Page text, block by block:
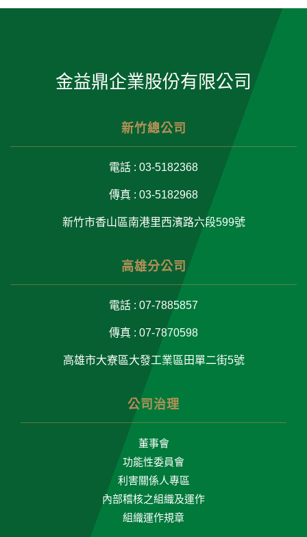
金益鼎企業股份有限公司
新竹總公司
電話 : 03-5182368
傳真 : 03-5182968
新竹市香山區南港里西濱路六段599號
高雄分公司
電話 : 07-7885857
傳真 : 07-7870598
高雄市大寮區大發工業區田單二街5號
公司治理
董事會
功能性委員會
利害關係人專區
內部稽核之組織及運作
組織運作規章